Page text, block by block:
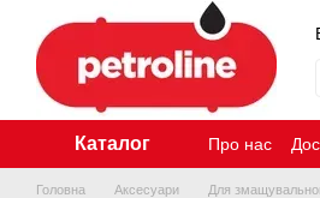
Перейти до основного контенту
Каталог Про нас
Контакти
Головна Аксесуари Для